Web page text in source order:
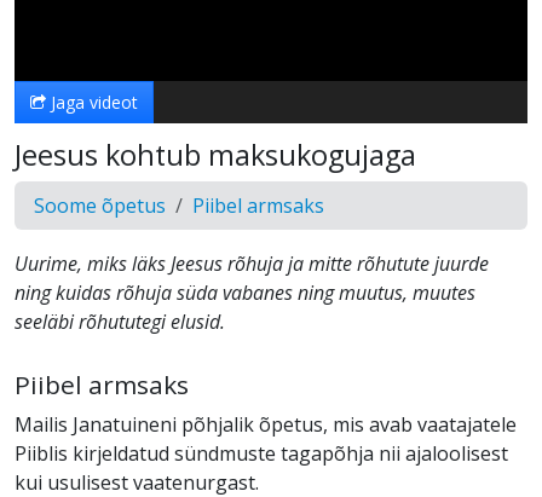
Jaga videot
Jeesus kohtub maksukogujaga
Soome õpetus Piibel armsaks
Uurime, miks läks Jeesus rõhuja ja mitte rõhutute juurde
ning kuidas rõhuja süda vabanes ning muutus, muutes
seeläbi rõhututegi elusid.
Piibel armsaks
Mailis Janatuineni põhjalik õpetus, mis avab vaatajatele
Piiblis kirjeldatud sündmuste tagapõhja nii ajaloolisest
kui usulisest vaatenurgast.